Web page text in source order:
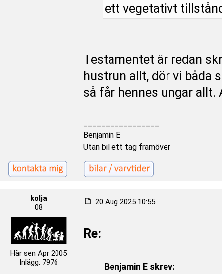
ett vegetativt
Testamentet är redan
hustrun allt, dör vi båda
så får hennes ungar
Benjamin E
Utan bil ett tag framöver
kolja
08
Här sen Apr 2005
Inlägg: 7976
20 Aug 2025 10:55
Re:
Benjamin E skrev: